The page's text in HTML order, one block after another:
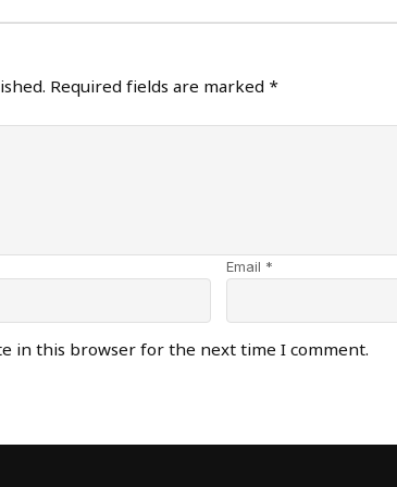
Required fields are marked *
Email *
in this browser for the next time I comment.